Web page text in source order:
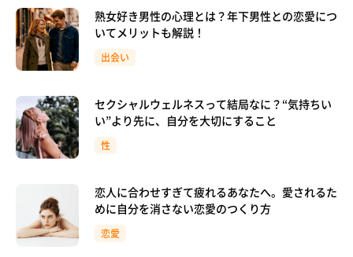
熟女好き男性の心理とは？年下男性との恋愛につ
いてメリットも解説！
出会い
セクシャルウェルネスって結局なに？“気持ちい
い”より先に、自分を大切にすること
性
恋人に合わせすぎて疲れるあなたへ。愛されるた
めに自分を消さない恋愛のつくり方
恋愛